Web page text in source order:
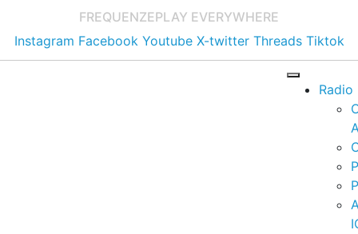
FREQUENZEPLAY EVERYWHERE
Instagram Facebook Youtube X-twitter Threads Tiktok
Radio